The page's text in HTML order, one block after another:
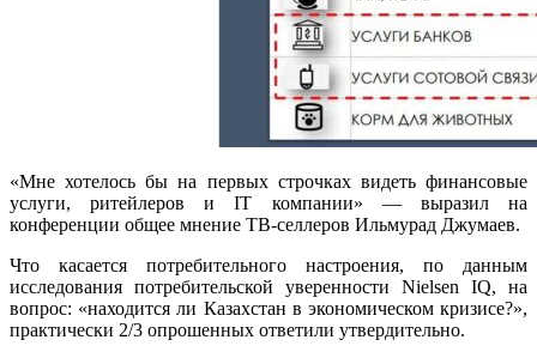
«Мне хотелось бы на первых строчках видеть финансовые
услуги, ритейлеров и IT компании» — выразил на
конференции общее мнение ТВ-селлеров Ильмурад Джумаев.
Что касается потребительного настроения, по данным
исследования потребительской уверенности Nielsen IQ, на
вопрос: «находится ли Казахстан в экономическом кризисе?»,
практически 2/3 опрошенных ответили утвердительно.